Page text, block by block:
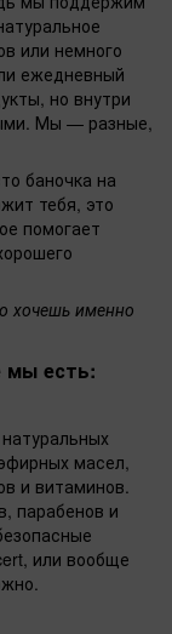
или немного
ежедневный
но внутри
Мы — разные,
баночка на
тебя, это
помогает
хочешь именно
мы есть:
масел,
и витаминов.
парабенов и
или вообще